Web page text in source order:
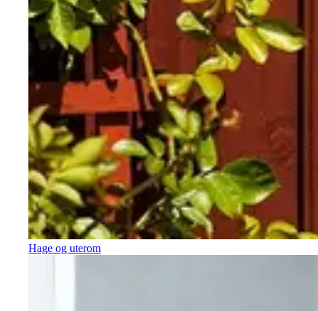
Hage og uterom